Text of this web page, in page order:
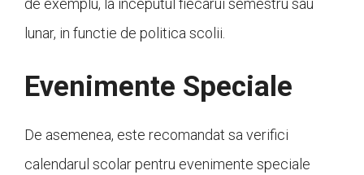
de exemplu, la inceputul fiecarui semestru sau
lunar, in functie de politica scolii.
Evenimente Speciale
De asemenea, este recomandat sa verifici
calendarul scolar pentru evenimente speciale